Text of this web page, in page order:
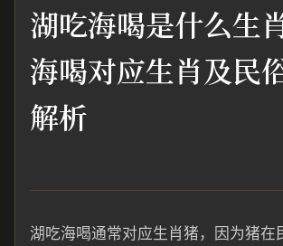
湖吃海喝是什么生
海喝对应生肖及民
解析
湖吃海喝通常对应生肖猪，因为猪在